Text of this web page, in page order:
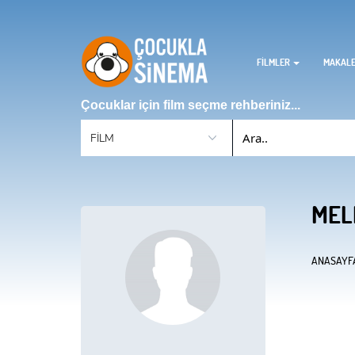
FİLMLER
Çocuklar için film seçme rehberiniz...